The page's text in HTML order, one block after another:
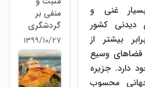
غنی و
دیدنی کشور
مساحت قشم ۱۰ برابر بیشتر از
وسیع
دارد. جزیره
محسوب
منفی بر
گردشگری
۱۳۹۹/۱۰/۲۷